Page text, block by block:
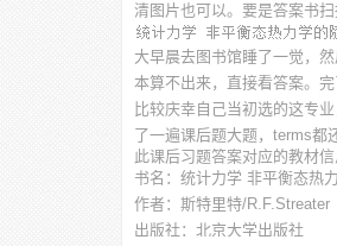
清图片也可以。要是答案书
大早晨去图书馆睡了一觉，
本算不出来，直接看答案。
比较庆幸自己当初选的这专
了一遍课后题大题，terms都
此课后习题答案对应的教材信
书名：统计力学 非平衡态热
作者：斯特里特/R.F.Streater
出版社：北京大学出版社